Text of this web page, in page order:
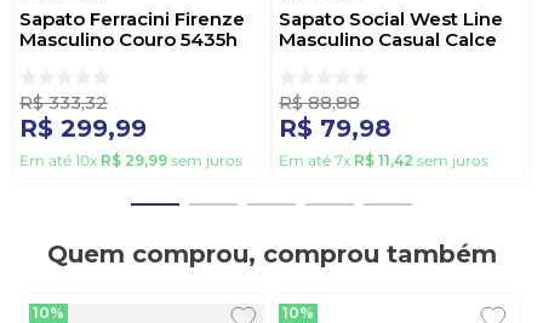
Sapato Ferracini Firenze
Masculino Couro 5435h
R$ 333,32
R$ 299,99
Em até 10x R$ 29,99 sem juros
Sapato Social West Line
Masculino Casual Calce
R$ 88,88
R$ 79,98
Em até 7x R$ 11,42 sem juros
Quem comprou, comprou também
10%
10%